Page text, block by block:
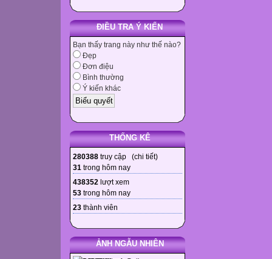
ĐIỀU TRA Ý KIẾN
Bạn thấy trang này như thế nào?
Đẹp
Đơn điệu
Bình thường
Ý kiến khác
THỐNG KÊ
280388 truy cập (chi tiết)
31 trong hôm nay
438352 lượt xem
53 trong hôm nay
23 thành viên
ẢNH NGẪU NHIÊN